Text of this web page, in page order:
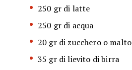
250 gr di latte
250 gr di acqua
20 gr di zucchero o malto
35 gr di lievito di birra